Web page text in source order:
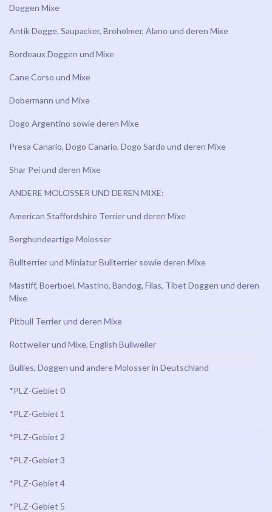
Doggen Mixe
Antik Dogge, Saupacker, Broholmer, Alano und deren Mixe
Bordeaux Doggen und Mixe
Cane Corso und Mixe
Dobermann und Mixe
Dogo Argentino sowie deren Mixe
Presa Canario, Dogo Canario, Dogo Sardo und deren Mixe
Shar Pei und deren Mixe
ANDERE MOLOSSER UND DEREN MIXE:
American Staffordshire Terrier und deren Mixe
Berghundeartige Molosser
Bullterrier und Miniatur Bullterrier sowie deren Mixe
Mastiff, Boerboel, Mastino, Bandog, Filas, Tibet Doggen und deren
Mixe
Pitbull Terrier und deren Mixe
Rottweiler und Mixe, English Bullweiler
Bullies, Doggen und andere Molosser in Deutschland
*PLZ-Gebiet 0
*PLZ-Gebiet 1
*PLZ-Gebiet 2
*PLZ-Gebiet 3
*PLZ-Gebiet 4
*PLZ-Gebiet 5